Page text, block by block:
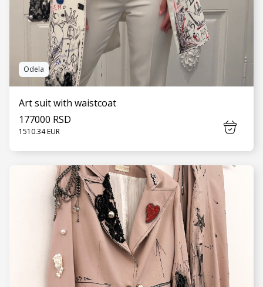
VIDI JOŠ
Odela
Art suit with waistcoat
177000 RSD
1510.34 EUR